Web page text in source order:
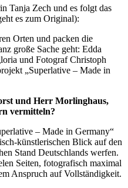
Tanja Zech und es folgt das
es zum Original):
Orten und packen die
große Sache geht: Edda
und Fotograf Christoph
„Superlative – Made in
und Herr Morlinghaus,
vermitteln?
– Made in Germany“
künstlerischen Blick auf den
Stand Deutschlands werfen.
Seiten, fotografisch maximal
Anspruch auf Vollständigkeit.